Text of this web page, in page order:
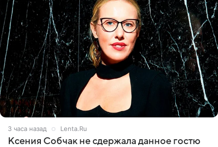
3 часа назад Lenta.Ru
Ксения Собчак не сдержала данное гостю